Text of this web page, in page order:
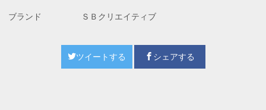
ブランド ＳＢクリエイティブ
ツイートする シェアする